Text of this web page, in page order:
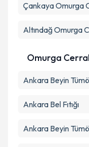
Kişisel
kapsamda
ÇankayaOmurga
AltındağOmurga
Omurga
Ankara Beyin
Ankara Bel Fıtığı
Ankara Beyin